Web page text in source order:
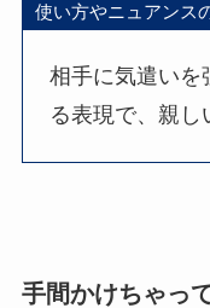
使い方やニュアンス
相手に気遣いを
る表現で、親し
手間かけちゃっ